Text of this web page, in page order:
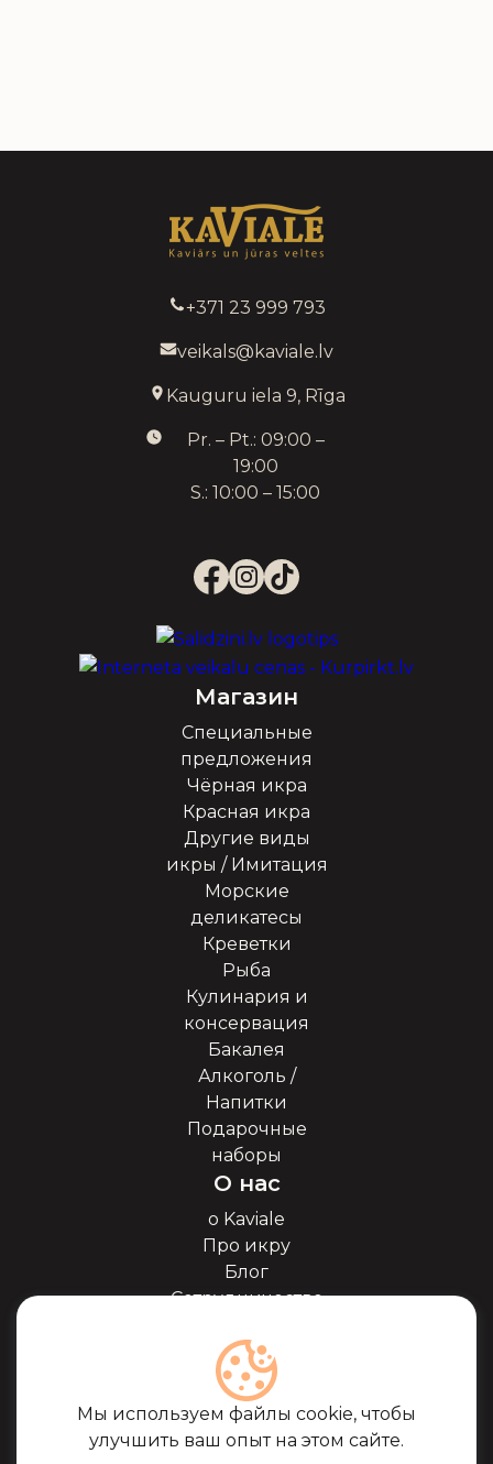
Мы используем файлы cookie, чтобы
улучшить ваш опыт на этом сайте.
+371 23 999 793
veikals@kaviale.lv
Kauguru iela 9, Rīga
Pr. – Pt.: 09:00 –
19:00
S.: 10:00 – 15:00
Магазин
Специальные
предложения
Чёрная икра
Красная икра
Другие виды
икры / Имитация
Морские
деликатесы
Креветки
Рыба
Кулинария и
консервация
Бакалея
Алкоголь /
Напитки
Подарочные
наборы
О нас
о Kaviale
Про икру
Блог
Сотрудничество
Сертификаты
Часто задоваемые
вопросы
Поддержка